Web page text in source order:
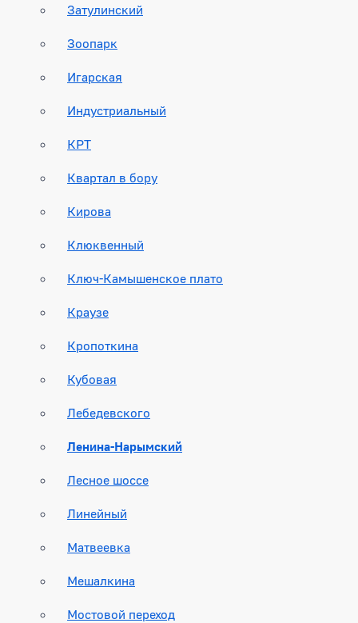
Затулинский
Зоопарк
Игарская
Индустриальный
КРТ
Квартал в бору
Кирова
Клюквенный
Ключ-Камышенское плато
Краузе
Кропоткина
Кубовая
Лебедевского
Ленина-Нарымский
Лесное шоссе
Линейный
Матвеевка
Мешалкина
Мостовой переход